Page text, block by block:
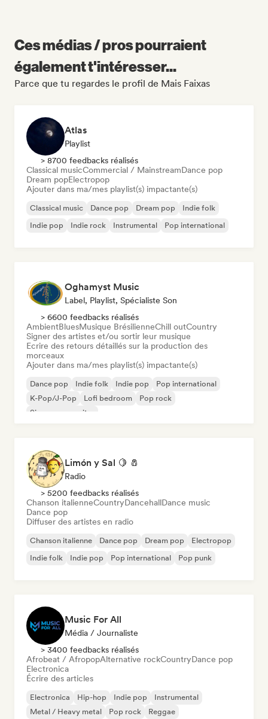
Ces médias / pros pourraient
également t'intéresser...
Parce que tu regardes le profil de Mais Faixas
Atlas
Playlist
> 8700 feedbacks réalisés
Classical musicCommercial / MainstreamDance pop
Dream popElectropop
Ajouter dans ma/mes playlist(s) impactante(s)
Classical music Dance pop Dream pop
Indie folk
Indie pop
Indie rock Instrumental Pop international
Oghamyst Music
Label, Playlist, Spécialiste Son
> 6600 feedbacks réalisés
AmbientBluesMusique BrésilienneChill outCountry
Signer des artistes et/ou sortir leur musique
Ecrire des retours détaillés sur la production des
morceaux
Ajouter dans ma/mes playlist(s) impactante(s)
Dance pop Indie folk Indie pop
Pop international
K-Pop/J-Pop
Lofi bedroom
Pop rock
Singer-songwriter
Limón y Sal 🍋 🧂
Radio
> 5200 feedbacks réalisés
Chanson italienneCountryDancehallDance music
Dance pop
Diffuser des artistes en radio
Chanson italienne Dance pop Dream pop
Electropop
Indie folk
Indie pop Pop international Pop punk
Music For All
Média / Journaliste
> 3400 feedbacks réalisés
Afrobeat / AfropopAlternative rockCountryDance pop
Electronica
Écrire des articles
Electronica Hip-hop Indie pop
Instrumental
Metal / Heavy metal
Pop rock
Reggae